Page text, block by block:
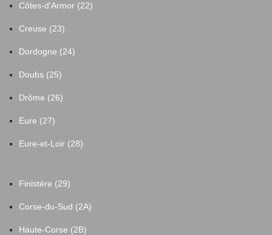
Côtes-d'Armor (22)
Creuse (23)
Dordogne (24)
Doubs (25)
Drôme (26)
Eure (27)
Eure-et-Loir (28)
Finistère (29)
Corse-du-Sud (2A)
Haute-Corse (2B)